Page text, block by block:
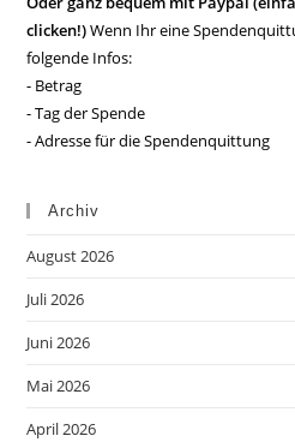
clicken!)Wenn Ihr eine
folgende Infos:
- Betrag
- Tag der Spende
- Adresse für die Spendenquittung
Archiv
August 2026
Juli 2026
Juni 2026
Mai 2026
April 2026